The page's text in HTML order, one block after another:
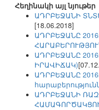
Հեղինակի այլ նյութեր
ԱԴՐԲԵՋԱՆԻ
[18.06.2018]
ԱԴՐԲԵՋԱՆԸ
ԱԴՐԲԵՋԱՆԸ
ԻՐԱՎԻՃԱԿ)
ԱԴՐԲԵՋԱՆԸ
ԱԴՐԲԵՋԱՆԻ